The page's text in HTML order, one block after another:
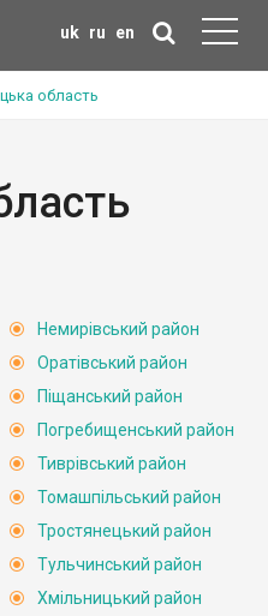
uk ru en
область
Немирівський район
Оратівський район
Піщанський район
Погребищенський район
Тиврівський район
Томашпільський район
Тростянецький район
Тульчинський район
Хмільницький район